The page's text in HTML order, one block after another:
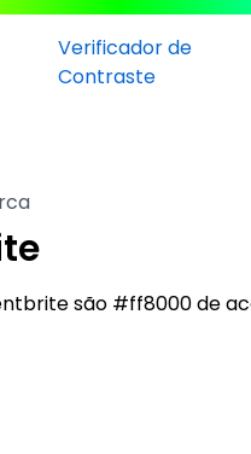
Verificador de
Contraste
são #ff8000 de